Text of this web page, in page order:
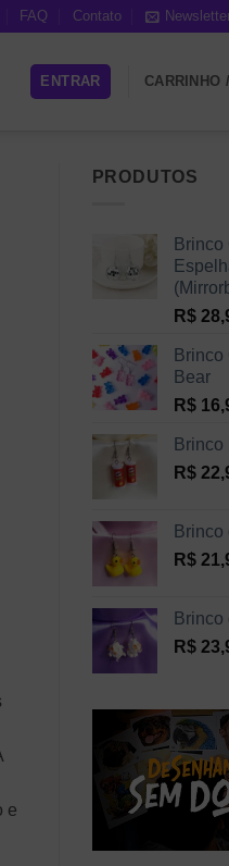
FAQ Contato
ENTRAR CARRINHO /
e
PRODUTOS
Brinco
R$
Brinco
Bear
R$
Brinco
R$
Brinco
R$
Brinco
R$